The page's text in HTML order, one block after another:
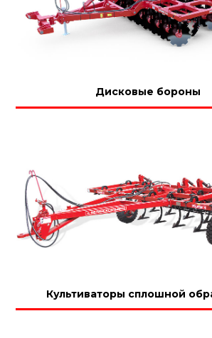
Дисковые бороны
Культиваторы сплошной